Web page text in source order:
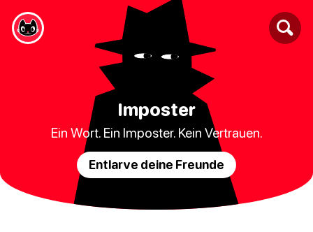
Imposter
Ein Wort. Ein Imposter. Kein Vertrauen.
Entlarve deine Freunde